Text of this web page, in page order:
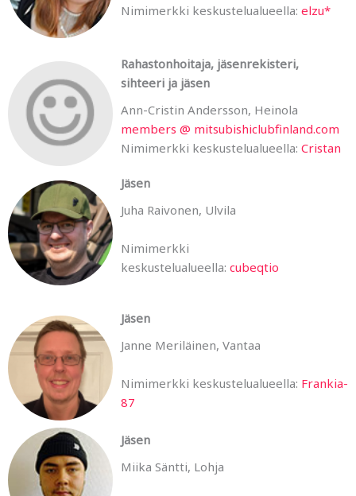
Nimimerkki keskustelualueella: elzu*
Rahastonhoitaja, jäsenrekisteri,
sihteeri ja jäsen
Ann-Cristin Andersson, Heinola
members @ mitsubishiclubfinland.com
Nimimerkki keskustelualueella: Cristan
Jäsen
Juha Raivonen, Ulvila
Nimimerkki
keskustelualueella: cubeqtio
Jäsen
Janne Meriläinen, Vantaa
Nimimerkki keskustelualueella: Frankia-
87
Jäsen
Miika Säntti, Lohja